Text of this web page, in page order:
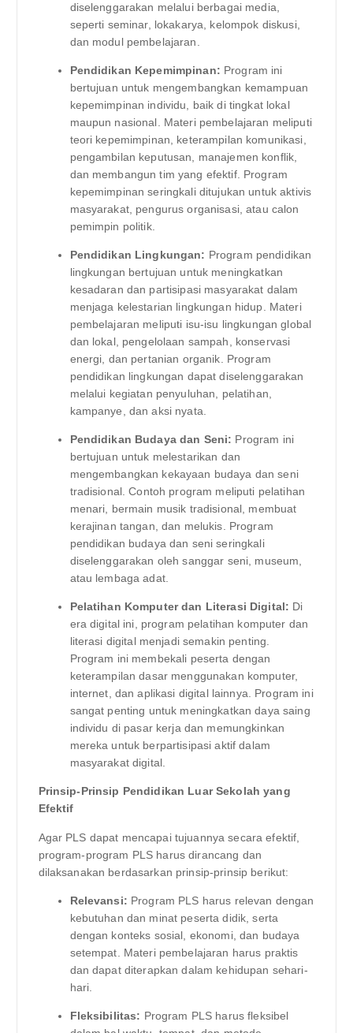
diselenggarakan melalui berbagai media,
seperti seminar, lokakarya, kelompok diskusi,
dan modul pembelajaran.
Pendidikan Kepemimpinan: Program ini
bertujuan untuk mengembangkan kemampuan
kepemimpinan individu, baik di tingkat lokal
maupun nasional. Materi pembelajaran meliputi
teori kepemimpinan, keterampilan komunikasi,
pengambilan keputusan, manajemen konflik,
dan membangun tim yang efektif. Program
kepemimpinan seringkali ditujukan untuk aktivis
masyarakat, pengurus organisasi, atau calon
pemimpin politik.
Pendidikan Lingkungan: Program pendidikan
lingkungan bertujuan untuk meningkatkan
kesadaran dan partisipasi masyarakat dalam
menjaga kelestarian lingkungan hidup. Materi
pembelajaran meliputi isu-isu lingkungan global
dan lokal, pengelolaan sampah, konservasi
energi, dan pertanian organik. Program
pendidikan lingkungan dapat diselenggarakan
melalui kegiatan penyuluhan, pelatihan,
kampanye, dan aksi nyata.
Pendidikan Budaya dan Seni: Program ini
bertujuan untuk melestarikan dan
mengembangkan kekayaan budaya dan seni
tradisional. Contoh program meliputi pelatihan
menari, bermain musik tradisional, membuat
kerajinan tangan, dan melukis. Program
pendidikan budaya dan seni seringkali
diselenggarakan oleh sanggar seni, museum,
atau lembaga adat.
Pelatihan Komputer dan Literasi Digital: Di
era digital ini, program pelatihan komputer dan
literasi digital menjadi semakin penting.
Program ini membekali peserta dengan
keterampilan dasar menggunakan komputer,
internet, dan aplikasi digital lainnya. Program ini
sangat penting untuk meningkatkan daya saing
individu di pasar kerja dan memungkinkan
mereka untuk berpartisipasi aktif dalam
masyarakat digital.
Prinsip-Prinsip Pendidikan Luar Sekolah yang
Efektif
Agar PLS dapat mencapai tujuannya secara efektif,
program-program PLS harus dirancang dan
dilaksanakan berdasarkan prinsip-prinsip berikut:
Relevansi: Program PLS harus relevan dengan
kebutuhan dan minat peserta didik, serta
dengan konteks sosial, ekonomi, dan budaya
setempat. Materi pembelajaran harus praktis
dan dapat diterapkan dalam kehidupan sehari-
hari.
Fleksibilitas: Program PLS harus fleksibel